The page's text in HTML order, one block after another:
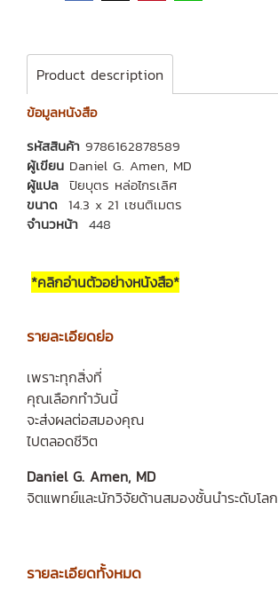
Product description
ข้อมูลหนังสือ
รหัสสินค้า 9786162878589
ผู้เขียน Daniel G. Amen, MD
ผู้แปล ปิยบุตร หล่อไกรเลิศ
ขนาด 14.3 x 21 เซนติเมตร
จำนวหน้า 448
*คลิกอ่านตัวอย่างหนังสือ*
รายละเอียดย่อ
เพราะทุกสิ่งที่
คุณเลือกทำวันนี้
จะส่งผลต่อสมองคุณ
ไปตลอดชีวิต
Daniel G. Amen, MD
จิตแพทย์และนักวิจัยด้านสมองชั้นนำระดับโลก
รายละเอียดทั้งหมด